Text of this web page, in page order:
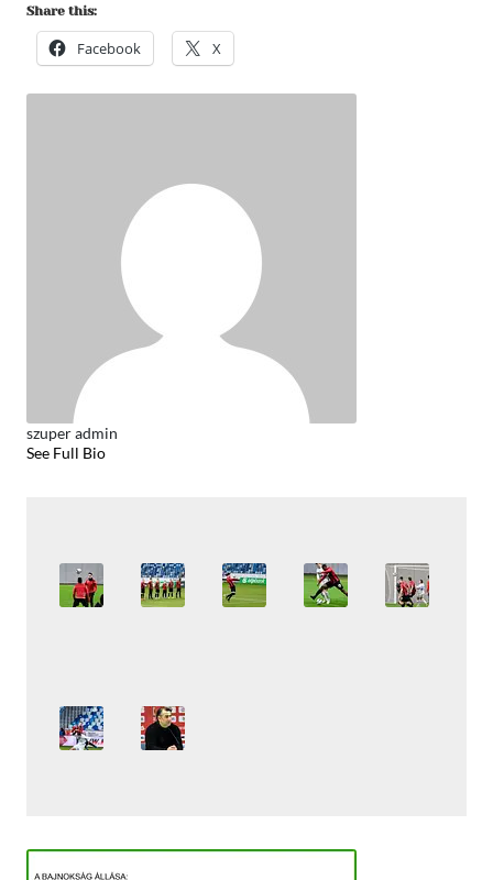
Share this:
Facebook X
szuper admin
See Full Bio